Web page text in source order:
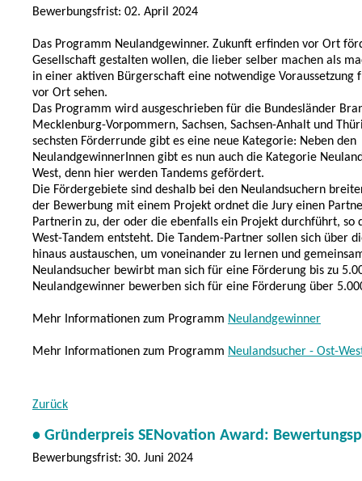
Bewerbungsfrist: 02. April 2024
Das Programm Neulandgewinner. Zukunft erfinden vor Ort
Gesellschaft gestalten wollen, die lieber selber machen als
in einer aktiven Bürgerschaft eine notwendige Voraussetzung
vor Ort sehen.
Das Programm wird ausgeschrieben für die Bundesländer
Mecklenburg-Vorpommern, Sachsen, Sachsen-Anhalt und
sechsten Förderrunde gibt es eine neue Kategorie: Neben den
NeulandgewinnerInnen gibt es nun auch die Kategorie
West, denn hier werden Tandems gefördert.
Die Fördergebiete sind deshalb bei den Neulandsuchern
der Bewerbung mit einem Projekt ordnet die Jury einen
Partnerin zu, der oder die ebenfalls ein Projekt durchführt, so
West-Tandem entsteht. Die Tandem-Partner sollen sich über
hinaus austauschen, um voneinander zu lernen und
Neulandsucher bewirbt man sich für eine Förderung bis zu
Neulandgewinner bewerben sich für eine Förderung über
Mehr Informationen zum Programm Neulandgewinner
Mehr Informationen zum Programm Neulandsucher - Ost-
Zurück
• Gründerpreis SENovation Award:
Bewerbungsfrist: 30. Juni 2024